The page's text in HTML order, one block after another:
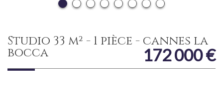
studio 33 m² - 1 pièce - cannes la
bocca 172 000€